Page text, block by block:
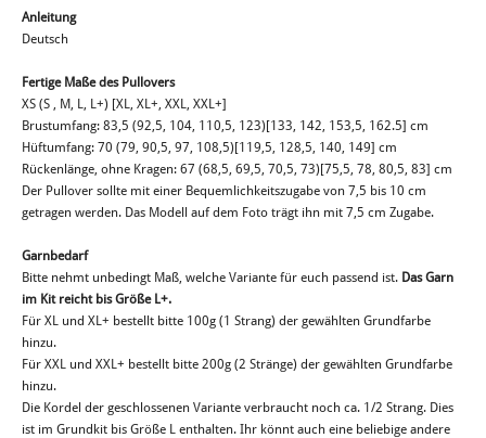
Anleitung
Deutsch
Fertige Maße des Pullovers
XS (S , M, L, L+) [XL, XL+, XXL, XXL+]
Brustumfang: 83,5 (92,5, 104, 110,5, 123)[133, 142, 153,5, 162.5] cm
Hüftumfang: 70 (79, 90,5, 97, 108,5)[119,5, 128,5, 140, 149] cm
Rückenlänge, ohne Kragen: 67 (68,5, 69,5, 70,5, 73)[75,5, 78, 80,5, 83] cm
Der Pullover sollte mit einer Bequemlichkeitszugabe von 7,5 bis 10 cm
getragen werden. Das Modell auf dem Foto trägt ihn mit 7,5 cm Zugabe.
Garnbedarf
Bitte nehmt unbedingt Maß, welche Variante für euch passend ist. Das Garn
im Kit reicht bis Größe L+.
Für XL und XL+ bestellt bitte 100g (1 Strang) der gewählten Grundfarbe
hinzu.
Für XXL und XXL+ bestellt bitte 200g (2 Stränge) der gewählten Grundfarbe
hinzu.
Die Kordel der geschlossenen Variante verbraucht noch ca. 1/2 Strang. Dies
ist im Grundkit bis Größe L enthalten. Ihr könnt auch eine beliebige andere